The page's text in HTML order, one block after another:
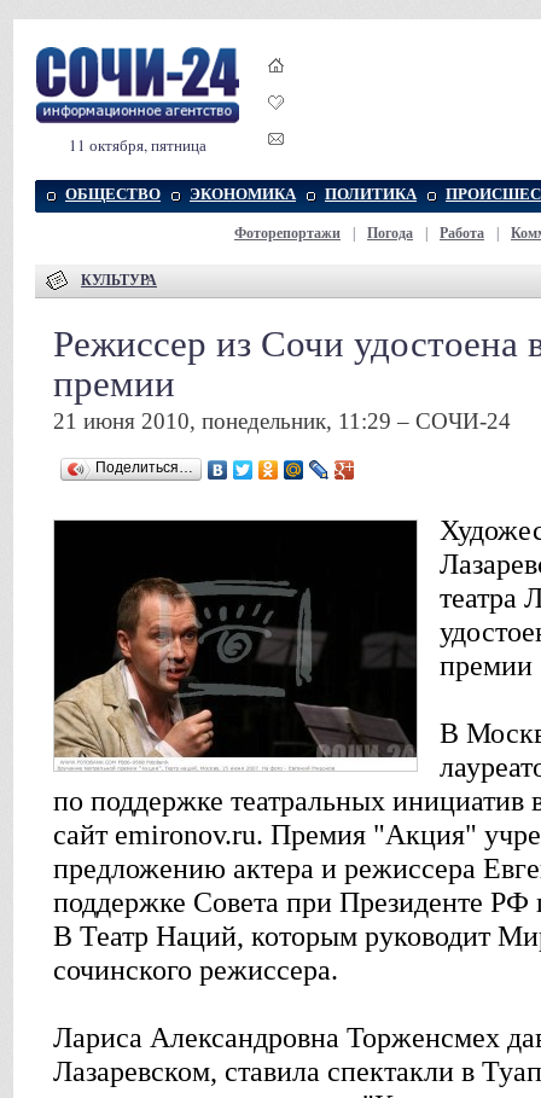
11 октября, пятница
ОБЩЕСТВО ЭКОНОМИКА ПОЛИТИКА
Фоторепортажи Погода Работа
КУЛЬТУРА
Режиссер из Сочи удостоена
премии
21 июня 2010, понедельник, 11:29 – СОЧИ-24
Поделиться…
театра
В
по поддержке театральных инициатив
сайт emironov.ru. Премия "Акция"
предложению актера и режиссера
поддержке Совета при Президенте РФ
В Театр Наций, которым руководит
сочинского режиссера.
Лариса Александровна Торженсмех
Лазаревском, ставила спектакли в